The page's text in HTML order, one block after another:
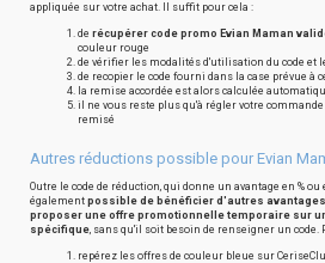
appliquée sur votre achat. Il suffit pour cela :
de récupérer code promo Evian Maman
couleur rouge
de vérifier les modalités d'utilisation du code et
de recopier le code fourni dans la case prévue à
la remise accordée est alors calculée
il ne vous reste plus qu'à régler votre
remisé
Autres réductions possible pour Evian
Outre le code de réduction, qui donne un avantage en %
également possible de bénéficier d'autres avantages
proposer une offre promotionnelle temporaire sur
spécifique, sans qu'il soit besoin de renseigner un code.
repérez les offres de couleur bleue sur